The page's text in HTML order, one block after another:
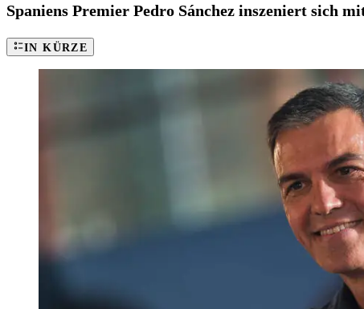
Spaniens Premier Pedro Sánchez inszeniert sich
IN KÜRZE